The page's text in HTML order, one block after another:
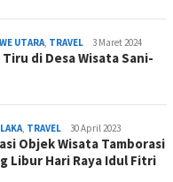
UTARA TRAVEL admin
3 Maret 2024
di Desa Wisata Sani-
TRAVEL admin
30 April 2023
Objek Wisata Tamborasi
Libur Hari Raya Idul Fitri